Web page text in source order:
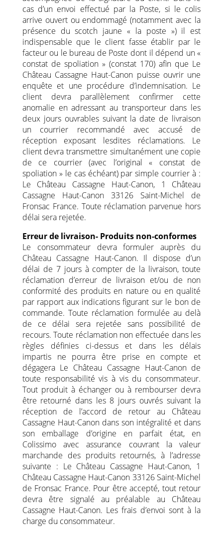
cas d’un envoi effectué par la Poste, si le colis
arrive ouvert ou endommagé (notamment avec la
présence du scotch jaune « la poste ») il est
indispensable que le client fasse établir par le
facteur ou le bureau de Poste dont il dépend un «
constat de spoliation » (constat 170) afin que Le
Château Cassagne Haut-Canon puisse ouvrir une
enquête et une procédure d’indemnisation. Le
client devra parallèlement confirmer cette
anomalie en adressant au transporteur dans les
deux jours ouvrables suivant la date de livraison
un courrier recommandé avec accusé de
réception exposant lesdites réclamations. Le
client devra transmettre simultanément une copie
de ce courrier (avec l’original « constat de
spoliation » le cas échéant) par simple courrier à :
Le Château Cassagne Haut-Canon, 1 Château
Cassagne Haut-Canon 33126 Saint-Michel de
Fronsac France. Toute réclamation parvenue hors
délai sera rejetée.
Erreur de livraison- Produits non-conformes
Le consommateur devra formuler auprès du
Château Cassagne Haut-Canon. Il dispose d’un
délai de 7 jours à compter de la livraison, toute
réclamation d’erreur de livraison et/ou de non
conformité des produits en nature ou en qualité
par rapport aux indications figurant sur le bon de
commande. Toute réclamation formulée au delà
de ce délai sera rejetée sans possibilité de
recours. Toute réclamation non effectuée dans les
règles définies ci-dessus et dans les délais
impartis ne pourra être prise en compte et
dégagera Le Château Cassagne Haut-Canon de
toute responsabilité vis à vis du consommateur.
Tout produit à échanger ou à rembourser devra
être retourné dans les 8 jours ouvrés suivant la
réception de l’accord de retour au Château
Cassagne Haut-Canon dans son intégralité et dans
son emballage d’origine en parfait état, en
Colissimo avec assurance couvrant la valeur
marchande des produits retournés, à l’adresse
suivante : Le Château Cassagne Haut-Canon, 1
Château Cassagne Haut-Canon 33126 Saint-Michel
de Fronsac France. Pour être accepté, tout retour
devra être signalé au préalable au Château
Cassagne Haut-Canon. Les frais d’envoi sont à la
charge du consommateur.